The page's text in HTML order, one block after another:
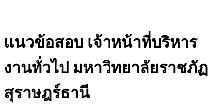
แนวข้อสอบ เจ้าหน้าที่บริหาร
งานทั่วไป มหาวิทยาลัยราชภัฏ
สุราษฎร์ธานี